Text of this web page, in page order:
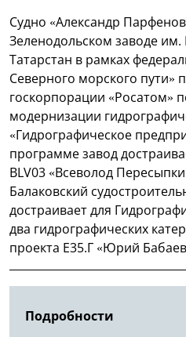
Судно «Александр
Зеленодольском заводе им.
Татарстан в рамках
Северного морского пути»
госкорпорации «Росатом»
модернизации
«Гидрографическое
программе завод
BLV03 «Всеволод
Балаковский
достраивает для
два гидрографических
проекта Е35.Г «Юрий
Подробности